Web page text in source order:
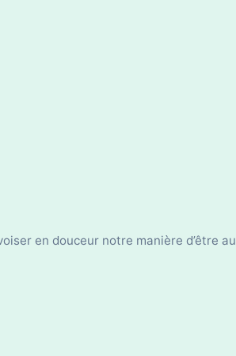
en douceur notre manière d’être au